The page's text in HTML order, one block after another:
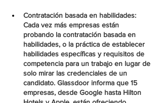
Contratación basada en habilidades:
Cada vez más empresas están
probando la contratación basada en
habilidades, o la práctica de establecer
habilidades específicas y requisitos de
competencia para un trabajo en lugar de
solo mirar las credenciales de un
candidato. Glassdoor informa que 15
empresas, desde Google hasta Hilton